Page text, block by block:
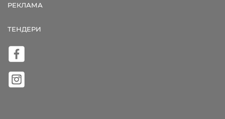
РЕКЛАМА
ТЕНДЕРИ